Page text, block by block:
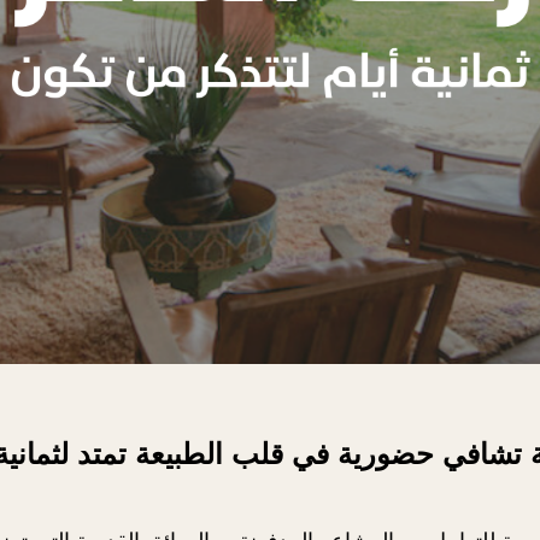
تشافي حضورية في قلب الطبيعة تمتد